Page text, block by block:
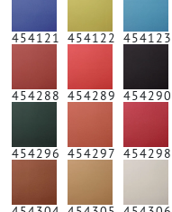
454121 454122 454123
454288 454289 454290
454296 454297 454298